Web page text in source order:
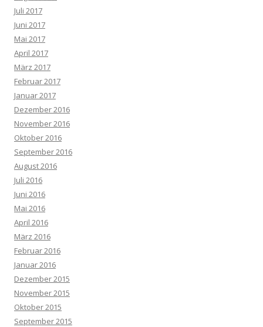
Juli 2017
Juni 2017
Mai 2017
April 2017
März 2017
Februar 2017
Januar 2017
Dezember 2016
November 2016
Oktober 2016
September 2016
August 2016
Juli 2016
Juni 2016
Mai 2016
April 2016
März 2016
Februar 2016
Januar 2016
Dezember 2015
November 2015
Oktober 2015
September 2015